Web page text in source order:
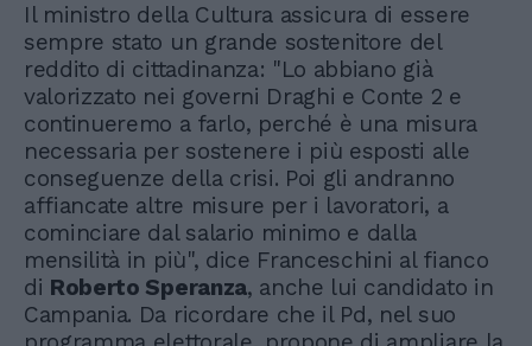
Il ministro della Cultura assicura di essere
sempre stato un grande sostenitore del
reddito di cittadinanza: "Lo abbiano già
valorizzato nei governi Draghi e Conte 2 e
continueremo a farlo, perché è una misura
necessaria per sostenere i più esposti alle
conseguenze della crisi. Poi gli andranno
affiancate altre misure per i lavoratori, a
cominciare dal salario minimo e dalla
mensilità in più", dice Franceschini al fianco
di Roberto Speranza, anche lui candidato in
Campania. Da ricordare che il Pd, nel suo